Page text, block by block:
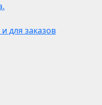
для заказов